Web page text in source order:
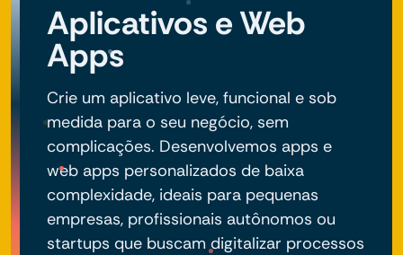
Aplicativos e Web
Apps
Crie um aplicativo leve, funcional e sob
medida para o seu negócio, sem
complicações. Desenvolvemos apps e
web apps personalizados de baixa
complexidade, ideais para pequenas
empresas, profissionais autônomos ou
startups que buscam digitalizar processos